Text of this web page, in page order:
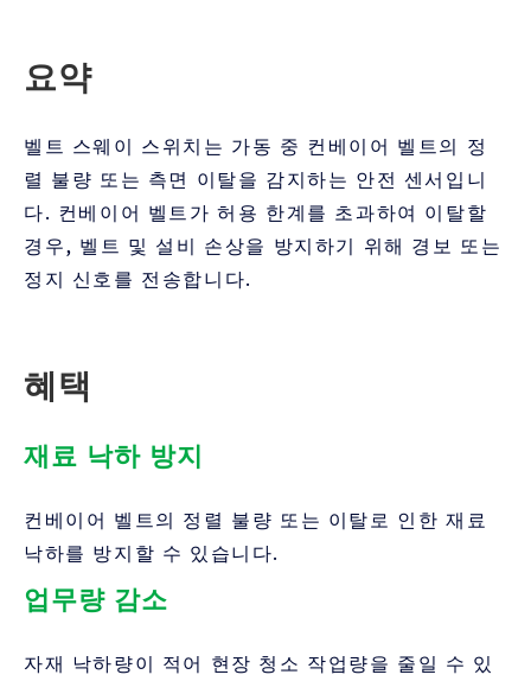
요약
벨트 스웨이 스위치는 가동 중 컨베이어 벨트의 정
렬 불량 또는 측면 이탈을 감지하는 안전 센서입니
다. 컨베이어 벨트가 허용 한계를 초과하여 이탈할
경우, 벨트 및 설비 손상을 방지하기 위해 경보 또는
정지 신호를 전송합니다.
혜택
재료 낙하 방지
컨베이어 벨트의 정렬 불량 또는 이탈로 인한 재료
낙하를 방지할 수 있습니다.
업무량 감소
자재 낙하량이 적어 현장 청소 작업량을 줄일 수 있